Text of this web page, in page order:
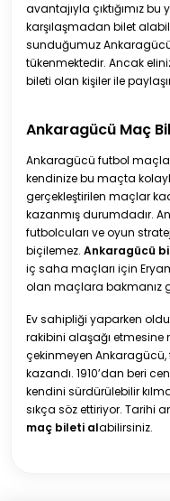
avantajıyla çıktığımız
karşılaşmadan bilet
sunduğumuz
tükenmektedir. Ancak
bileti olan kişiler ile
Ankaragücü Maç
Ankaragücü futbol
kendinize bu maçta
gerçekleştirilen maçlar
kazanmış durumdadır.
futbolcuları ve oyun
biçilemez. Ankaragücü
iç saha maçları için
olan maçlara bakmanız
Ev sahipliği yaparken
rakibini alaşağı
çekinmeyen
kazandı. 1910’dan beri
kendini sürdürülebilir
sıkça söz ettiriyor. Tarihi
maç bileti alabilirsiniz.